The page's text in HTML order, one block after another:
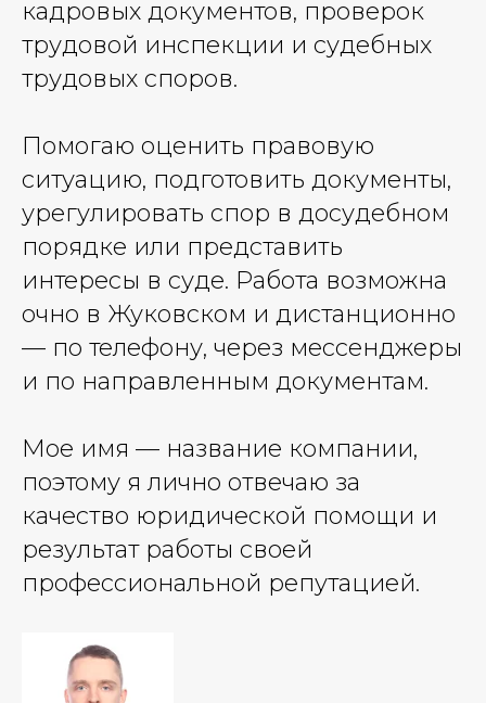
кадровых документов, проверок
трудовой инспекции и судебных
трудовых споров.
Помогаю оценить правовую
ситуацию, подготовить документы,
урегулировать спор в досудебном
порядке или представить
интересы в суде. Работа возможна
очно в Жуковском и дистанционно
— по телефону, через мессенджеры
и по направленным документам.
Мое имя — название компании,
поэтому я лично отвечаю за
качество юридической помощи и
результат работы своей
профессиональной репутацией.